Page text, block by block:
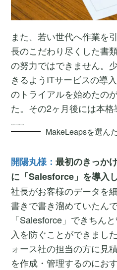
また、若い世代へ作業を
長のこだわり尽くした書
の努力ではできません。
きるようITサービスの導
のトライアルを始めたの
た。その2ヶ月後には本格
MakeLeapsを選ん
開陽丸様：最初のきっか
に「Salesforce」を導入
社長がお客様のデータを
書きで書き溜めていたん
「Salesforce」できちん
入を防ぐことができまし
ォース社の担当の方に見
を作成・管理するのにお